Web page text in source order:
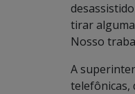
tirar alguma
Nosso
A
telefônicas,